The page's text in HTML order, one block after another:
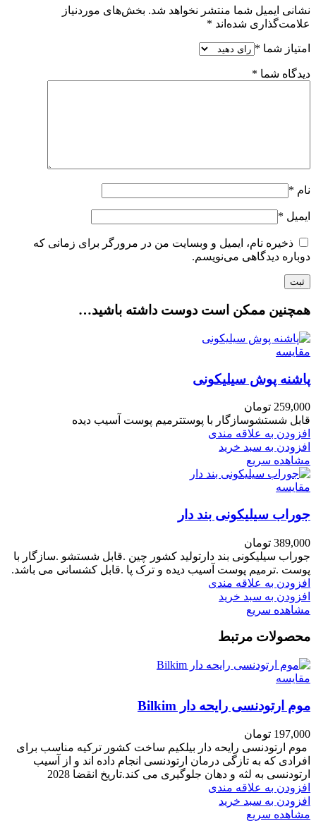
نشانی ایمیل شما منتشر نخواهد شد. بخش‌های موردنیاز
علامت‌گذاری شده‌اند *
امتیاز شما *
دیدگاه شما *
نام *
ایمیل *
ذخیره نام، ایمیل و وبسایت من در مرورگر برای زمانی که
دوباره دیدگاهی می‌نویسم.
همچنین ممکن است دوست داشته باشید…
مقایسه
پاشنه پوش سیلیکونی
259,000 تومان
قابل شستشوسازگار با پوستترمیم پوست آسیب دیده
افزودن به علاقه مندی
افزودن به سبد خرید
مشاهده سریع
مقایسه
جوراب سیلیکونی بند دار
389,000 تومان
جوراب سیلیکونی بند دارتولید کشور چین .قابل شستشو .سازگار با
پوست .ترمیم پوست آسیب دیده و ترک پا .قابل کشسانی می باشد.
افزودن به علاقه مندی
افزودن به سبد خرید
مشاهده سریع
محصولات مرتبط
مقایسه
موم ارتودنسی رایحه دار Bilkim
197,000 تومان
موم ارتودنسی رایحه دار بیلکیم ساخت کشور ترکیه مناسب برای
افرادی که به تازگی درمان ارتودنسی انجام داده اند و از آسیب
ارتودنسی به لثه و دهان جلوگیری می کند.تاریخ انقضا 2028
افزودن به علاقه مندی
افزودن به سبد خرید
مشاهده سریع